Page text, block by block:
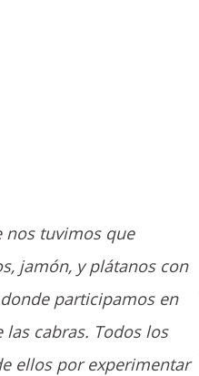
nos tuvimos que
jamón, y plátanos con
participamos en
cabras. Todos los
ellos por experimentar